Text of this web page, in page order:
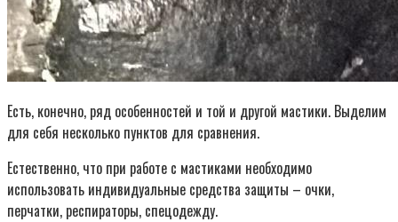
Есть, конечно, ряд особенностей и той и другой мастики. Выделим
для себя несколько пунктов для сравнения.
Естественно, что при работе с мастиками необходимо
использовать индивидуальные средства защиты – очки,
перчатки, респираторы, спецодежду.